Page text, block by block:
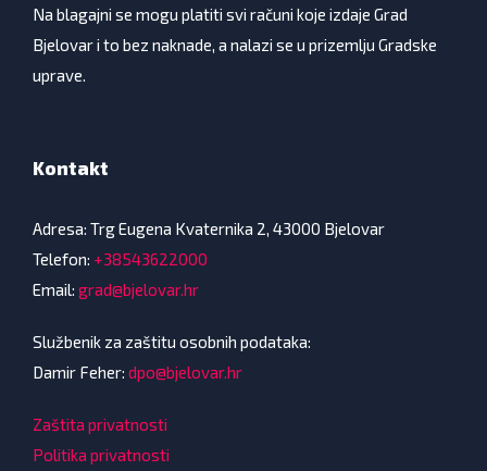
Na blagajni se mogu platiti svi računi koje izdaje Grad
Bjelovar i to bez naknade, a nalazi se u prizemlju Gradske
uprave.
Kontakt
Adresa: Trg Eugena Kvaternika 2, 43000 Bjelovar
Telefon: +38543622000
Email: grad@bjelovar.hr
Službenik za zaštitu osobnih podataka:
Damir Feher: dpo@bjelovar.hr
Zaštita privatnosti
Politika privatnosti